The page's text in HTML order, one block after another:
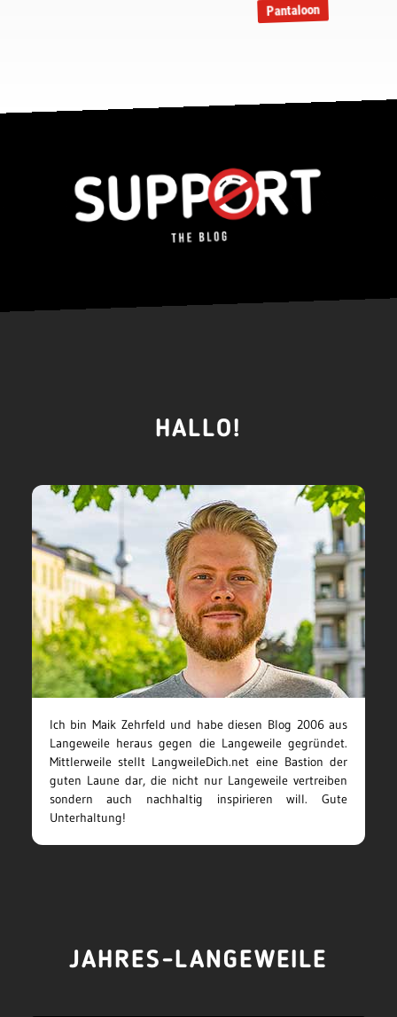
Pantaloon
HALLO!
Ich bin Maik Zehrfeld und habe diesen Blog 2006 aus
Langeweile heraus gegen die Langeweile gegründet.
Mittlerweile stellt LangweileDich.net eine Bastion der
guten Laune dar, die nicht nur Langeweile vertreiben
sondern auch nachhaltig inspirieren will. Gute
Unterhaltung!
JAHRES-LANGEWEILE